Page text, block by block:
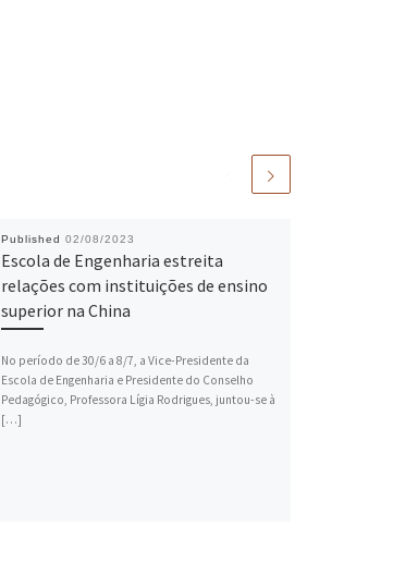
Published 02/08/2023
Escola de Engenharia estreita
relações com instituições de ensino
superior na China
No período de 30/6 a 8/7, a Vice-Presidente da
Escola de Engenharia e Presidente do Conselho
Pedagógico, Professora Lígia Rodrigues, juntou-se à
[…]